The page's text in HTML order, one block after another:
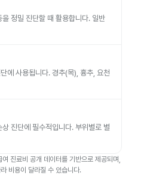
정밀 진단할 때 활용합니다. 일반
에 사용됩니다. 경추(목), 흉추, 요천
진단에 필수적입니다. 부위별로 별
진료비 공개 데이터를 기반으로 제공되며,
비용이 달라질 수 있습니다.